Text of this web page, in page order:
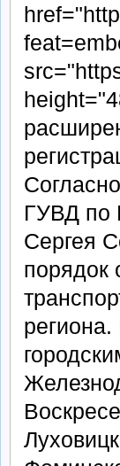
ГУВД по
Сергея
порядок